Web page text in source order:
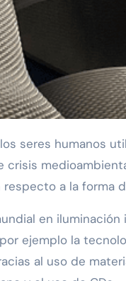
crisis
a la forma
en
ejemplo la
al uso de